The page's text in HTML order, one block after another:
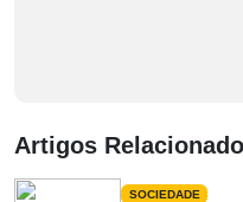
Artigos
SOCIEDADE